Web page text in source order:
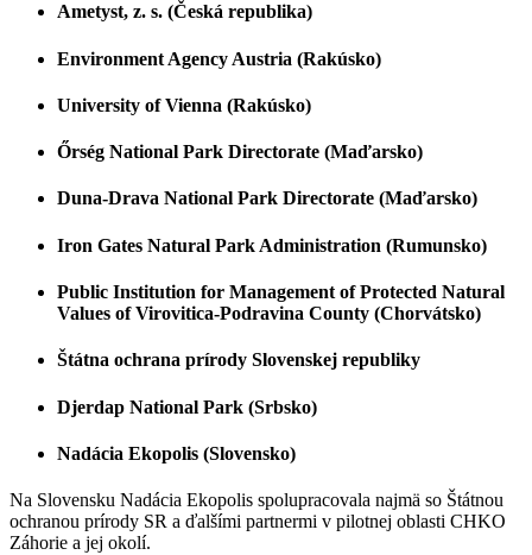
Ametyst, z. s. (Česká republika)
Environment Agency Austria (Rakúsko)
University of Vienna (Rakúsko)
Őrség National Park Directorate (Maďarsko)
Duna-Drava National Park Directorate (Maďarsko)
Iron Gates Natural Park Administration (Rumunsko)
Public Institution for Management of Protected Natural
Values of Virovitica-Podravina County (Chorvátsko)
Štátna ochrana prírody Slovenskej republiky
Djerdap National Park (Srbsko)
Nadácia Ekopolis (Slovensko)
Na Slovensku Nadácia Ekopolis spolupracovala najmä so Štátnou
ochranou prírody SR a ďalšími partnermi v pilotnej oblasti CHKO
Záhorie a jej okolí.